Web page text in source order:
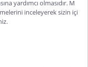
yardımcı olmasıdır. M
inceleyerek sizin içi